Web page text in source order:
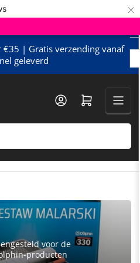
×
| Gratis verzending vanaf
geleverd
Mini-winkelwagen openen
voor de
producten